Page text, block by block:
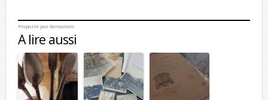
Propulsé par Genealone
A lire aussi